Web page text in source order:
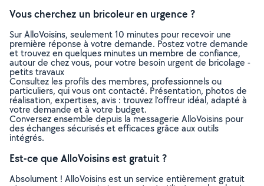
Vous cherchez un bricoleur en urgence ?
Sur AlloVoisins, seulement 10 minutes pour recevoir une
première réponse à votre demande. Postez votre demande
et trouvez en quelques minutes un membre de confiance,
autour de chez vous, pour votre besoin urgent de bricolage -
petits travaux
Consultez les profils des membres, professionnels ou
particuliers, qui vous ont contacté. Présentation, photos de
réalisation, expertises, avis : trouvez l'offreur idéal, adapté à
votre demande et à votre budget.
Conversez ensemble depuis la messagerie AlloVoisins pour
des échanges sécurisés et efficaces grâce aux outils
intégrés.
Est-ce que AlloVoisins est gratuit ?
Absolument ! AlloVoisins est un service entièrement gratuit